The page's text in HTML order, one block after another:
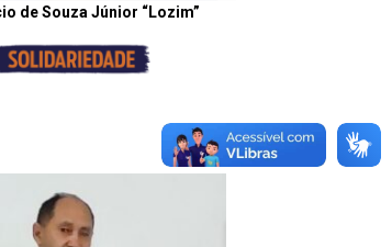
de Souza Júnior “Lozim”